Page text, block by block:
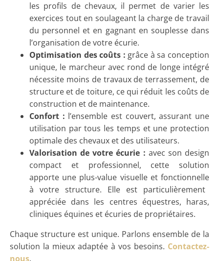
les profils de chevaux, il permet de varier les
exercices tout en soulageant la charge de travail
du personnel et en gagnant en souplesse dans
l’organisation de votre écurie.
Optimisation des coûts : grâce à sa conception
unique, le marcheur avec rond de longe intégré
nécessite moins de travaux de terrassement, de
structure et de toiture, ce qui réduit les coûts de
construction et de maintenance.
Confort : l’ensemble est couvert, assurant une
utilisation par tous les temps et une protection
optimale des chevaux et des utilisateurs.
Valorisation de votre écurie : avec son design
compact et professionnel, cette solution
apporte une plus-value visuelle et fonctionnelle
à votre structure. Elle est particulièrement
appréciée dans les centres équestres, haras,
cliniques équines et écuries de propriétaires.
Chaque structure est unique. Parlons ensemble de la
solution la mieux adaptée à vos besoins. Contactez-
nous.